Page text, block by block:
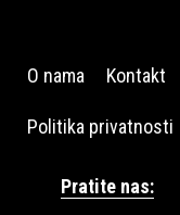
O nama Kontakt
Politika privatnosti
Pratite nas: